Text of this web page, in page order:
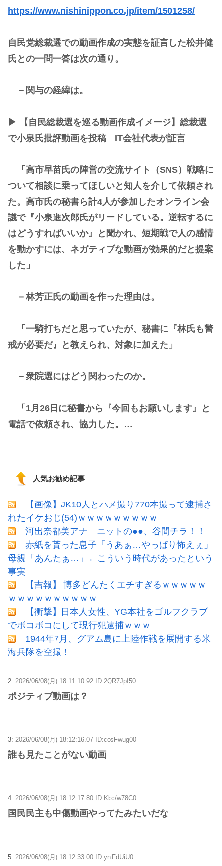
https://www.nishinippon.co.jp/item/1501258/
自民党総裁選での動画作成の実態を証言した松井健
氏との一問一答は次の通り。
－関与の経緯は。
▶ 【自民総裁選を巡る動画作成イメージ】総裁選
で小泉氏批評動画を投稿 IT会社代表が証言
「高市早苗氏の陣営の交流サイト（SNS）戦略に
ついて相談に乗ってほしいと知人を介して依頼され
た。高市氏の秘書ら計4人が参加したオンライン会
議で『小泉進次郎氏がリードしている。逆転するに
はどうすればいいか』と聞かれ、短期戦で人の感情
を動かすには、ネガティブな動画が効果的だと提案
した」
－林芳正氏の動画を作った理由は。
「一騎打ちだと思っていたが、秘書に『林氏も警
戒が必要だ』と教えられ、対象に加えた」
－衆院選にはどう関わったのか。
「1月26日に秘書から『今回もお願いします』と
電話で依頼され、協力した。…
人気お勧め記事
【画像】JK10人とハメ撮り770本撮って逮捕さ
れたイケおじ(54)ｗｗｗｗｗｗｗｗｗ
河出奈都美アナ ニットの●●、谷間チラ！！
赤紙を貰った息子「うあぁ…やっぱり怖えぇ」
母親「あんたぁ…」←こういう時代があったという
事実
【吉報】 博多どんたくエチすぎるｗｗｗｗｗ
ｗｗｗｗｗｗｗｗｗｗ
【衝撃】日本人女性、YG本社をゴルフクラブ
でボコボコにして現行犯逮捕ｗｗｗ
1944年7月、グアム島に上陸作戦を展開する米
海兵隊を空撮！
2: 2026/06/08(月) 18:11:10.92 ID:2QR7JpI50
ポジティブ動画は？
3: 2026/06/08(月) 18:12:16.07 ID:cosFwug00
誰も見たことがない動画
4: 2026/06/08(月) 18:12:17.80 ID:Kbc/w78C0
国民民主も中傷動画やってたみたいだな
5: 2026/06/08(月) 18:12:33.00 ID:yniFdUiU0